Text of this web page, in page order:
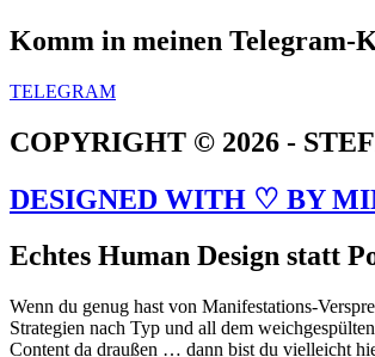
Komm in meinen Telegram-
TELEGRAM
COPYRIGHT © 2026 -
DESIGNED WITH ♡ BY
Echtes Human Design statt
Wenn du genug hast von Manifestations-
Strategien nach Typ und all dem
Content da draußen … dann bist du vielleicht